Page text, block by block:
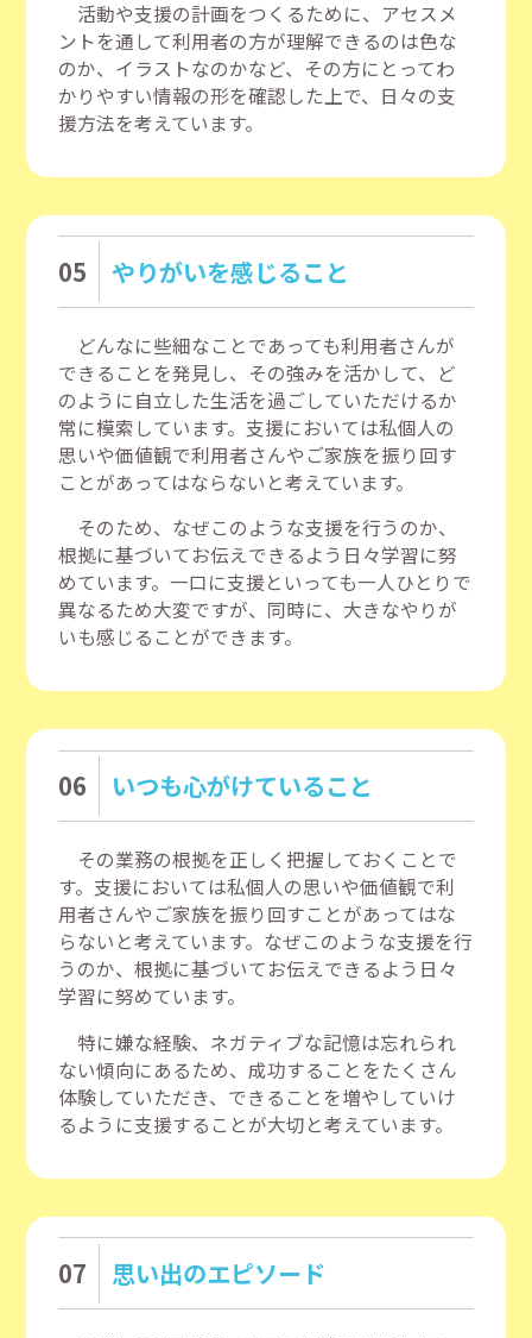
活動や支援の計画をつくるために、アセスメ
ントを通して利用者の方が理解できるのは色な
のか、イラストなのかなど、その方にとってわ
かりやすい情報の形を確認した上で、日々の支
援方法を考えています。
05 やりがいを感じること
どんなに些細なことであっても利用者さんが
できることを発見し、その強みを活かして、ど
のように自立した生活を過ごしていただけるか
常に模索しています。支援においては私個人の
思いや価値観で利用者さんやご家族を振り回す
ことがあってはならないと考えています。
そのため、なぜこのような支援を行うのか、
根拠に基づいてお伝えできるよう日々学習に努
めています。一口に支援といっても一人ひとりで
異なるため大変ですが、同時に、大きなやりが
いも感じることができます。
06 いつも心がけていること
その業務の根拠を正しく把握しておくことで
す。支援においては私個人の思いや価値観で利
用者さんやご家族を振り回すことがあってはな
らないと考えています。なぜこのような支援を行
うのか、根拠に基づいてお伝えできるよう日々
学習に努めています。
特に嫌な経験、ネガティブな記憶は忘れられ
ない傾向にあるため、成功することをたくさん
体験していただき、できることを増やしていけ
るように支援することが大切と考えています。
07 思い出のエピソード